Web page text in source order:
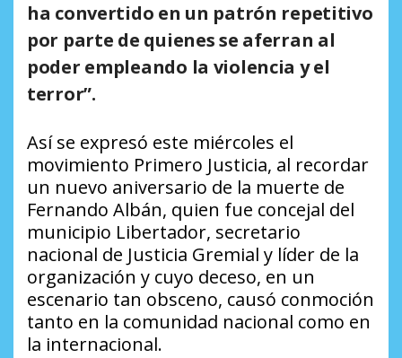
ha convertido en un patrón repetitivo
por parte de quienes se aferran al
poder empleando la violencia y el
terror”.
Así se expresó este miércoles el
movimiento Primero Justicia, al recordar
un nuevo aniversario de la muerte de
Fernando Albán, quien fue concejal del
municipio Libertador, secretario
nacional de Justicia Gremial y líder de la
organización y cuyo deceso, en un
escenario tan obsceno, causó conmoción
tanto en la comunidad nacional como en
la internacional.